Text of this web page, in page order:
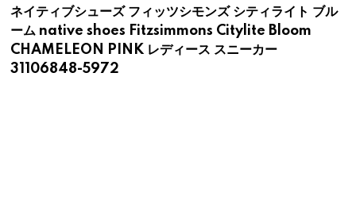
ネイティブシューズ フィッツシモンズ シティライト ブル
ーム native shoes Fitzsimmons Citylite Bloom
CHAMELEON PINK レディース スニーカー
31106848-5972